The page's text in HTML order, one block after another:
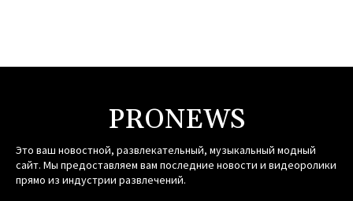
PRONEWS
Это ваш новостной, развлекательный, музыкальный модный
сайт. Мы предоставляем вам последние новости и видеоролики
прямо из индустрии развлечений.